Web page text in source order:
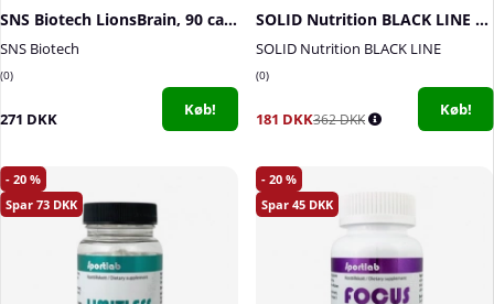
SNS Biotech LionsBrain, 90 caps
SNS Biotech
0
271 DKK Køb!
SOLID Nutrition BLACK LINE Nootropic, 100 mega caps
SOLID Nutrition BLACK LINE
0
181 DKK362 DKK
Køb!
20
73
20
45